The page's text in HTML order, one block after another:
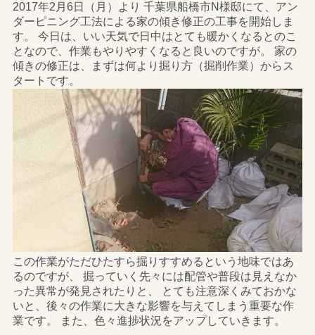
2017年2月6日（月）より 千葉県船橋市N様邸にて、アン
ダーピニング工法による家の傾き修正の工事を開始しま
す。 今日は、いい天気で日中はとても暖かくなるとのこ
となので、作業もやりやすくなると良いのですが。 家の
傾きの修正は、まずは何より掘り方（掘削作業）からス
タートです。
この作業がただひたすら掘りすすめるという地味ではあ
るのですが、 掘っていく先々には配管や普段は見えなか
った異常が発見されたりと、 とても注意深くみておかな
いと、後々の作業に大きな影響を与えてしまう重要な作
業です。 また、色々進捗状況をアップしていきます。